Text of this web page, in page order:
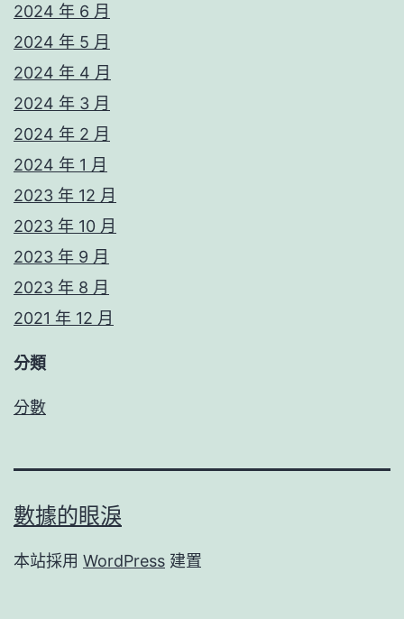
2024 年 6 月
2024 年 5 月
2024 年 4 月
2024 年 3 月
2024 年 2 月
2024 年 1 月
2023 年 12 月
2023 年 10 月
2023 年 9 月
2023 年 8 月
2021 年 12 月
分類
分數
數據的眼淚
本站採用 WordPress 建置